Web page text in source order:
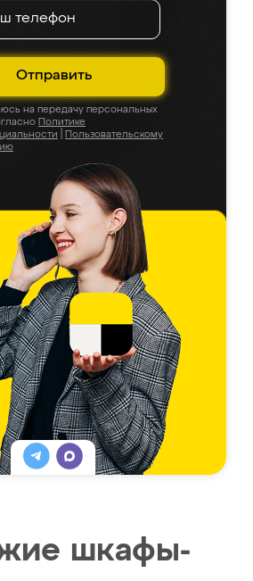
Отправить
на передачу персональных
Политике
Пользовательскому
шкафы-